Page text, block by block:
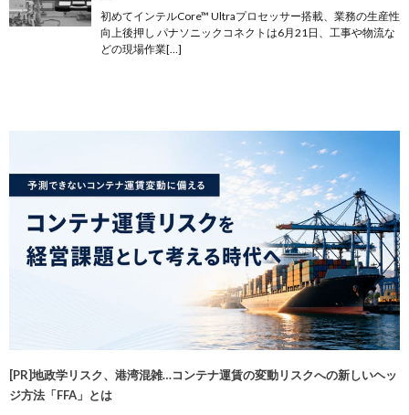
初めてインテルCore™ Ultraプロセッサー搭載、業務の生産性
向上後押し パナソニックコネクトは6月21日、工事や物流な
どの現場作業[…]
[PR]地政学リスク、港湾混雑…コンテナ運賃の変動リスクへの新しいヘッ
ジ方法「FFA」とは